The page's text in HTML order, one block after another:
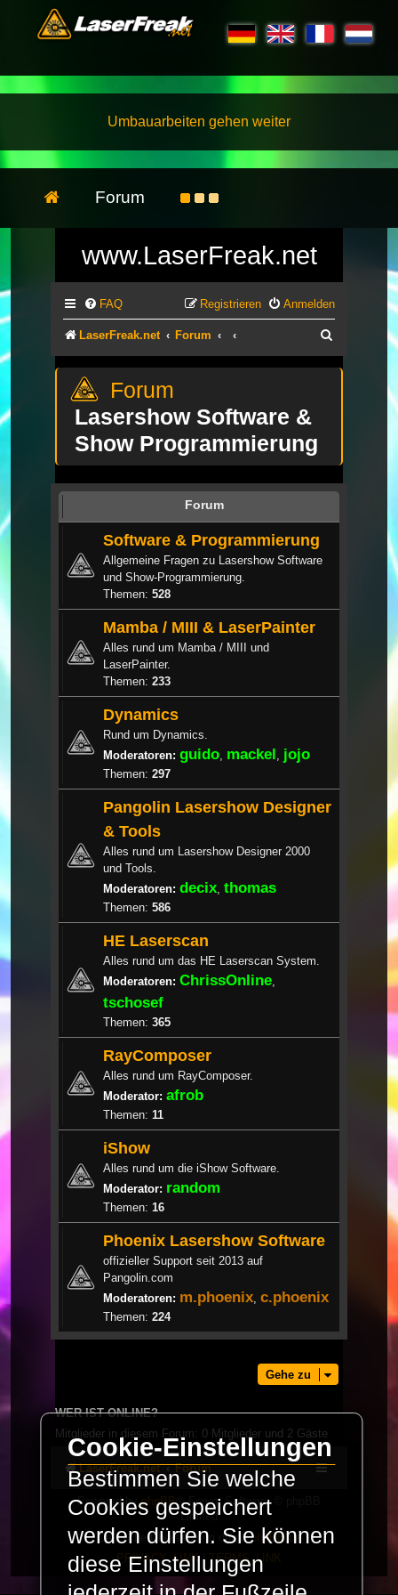
Umbauarbeiten gehen weiter
Forum
www.LaserFreak.net
FAQ Anmelden
Registrieren
LaserFreak.net Forum
Lasershow Software &
Show Programmierung
Forum
Software & Programmierung
Allgemeine Fragen zu Lasershow Software
und Show-Programmierung.
Themen: 528
Mamba / MIII & LaserPainter
Alles rund um Mamba / MIII und
LaserPainter.
Themen: 233
Dynamics
Rund um Dynamics.
Moderatoren: guido mackel jojo
Themen: 297
Pangolin Lasershow Designer
& Tools
Alles rund um Lasershow Designer 2000
und Tools.
Moderatoren: decix thomas
Themen: 586
HE Laserscan
Alles rund um das HE Laserscan System.
Moderatoren: ChrissOnline
tschosef
Themen: 365
RayComposer
Alles rund um RayComposer.
Moderator: afrob
Themen: 11
iShow
Alles rund um die iShow Software.
Moderator: random
Themen: 16
Phoenix Lasershow Software
offizieller Support seit 2013 auf
Pangolin.com
Moderatoren: m.phoenix c.phoenix
Themen: 224
Gehe zu
WER IST ONLINE?
Mitglieder in diesem Forum: 0 Mitglieder und 2 Gäste
LaserFreak.net Forum
Powered byphpBB® Forum Software © phpBB
Limited
Deutsche Übersetzung durchphpBB.de
PRIVACY_LINK| TERMS_LINK
Cookie-Einstellungen
Bestimmen Sie welche
Cookies gespeichert
werden dürfen. Sie können
diese Einstellungen